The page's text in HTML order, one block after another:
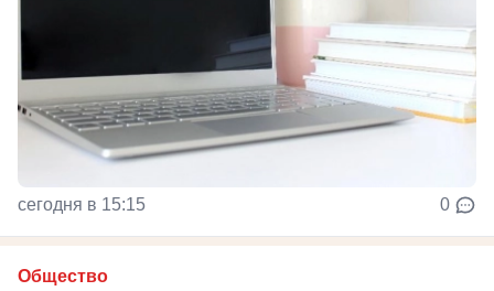
сегодня в 15:15 0
Общество